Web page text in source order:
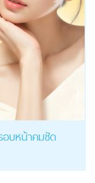
อบหน้าคมชัด